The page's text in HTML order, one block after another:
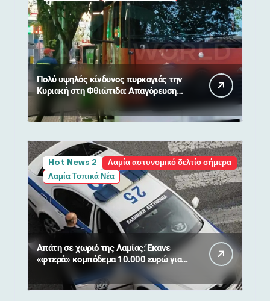
Πολύ υψηλός κίνδυνος πυρκαγιάς την
Κυριακή στη Φθιώτιδα: Απαγόρευση
NATURA
Hot News 2
Λαμία αστυνομικό δελτίο σήμερα
Λαμία Τοπικά Νέα
Απάτη σε χωριό της Λαμίας: Έκανε
«φτερά» κομπόδεμα 10.000 ευρώ για